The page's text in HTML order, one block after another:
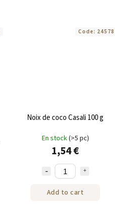
Noix de coco Casali 100 g
En stock(>5 pc)
1,54 €
Add to cart
Code: 24578